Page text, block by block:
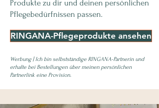
Produkte zu dir und deinen persönlichen
Pflegebedürfnissen passen.
RINGANA-Pflegeprodukte ansehen
Werbung | Ich bin selbstständige RINGANA-Partnerin und
erhalte bei Bestellungen über meinen persönlichen
Partnerlink eine Provision.